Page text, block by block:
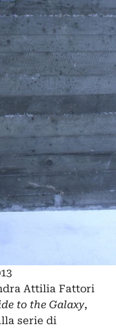
Attilia Fattori
to the Galaxy,
serie di